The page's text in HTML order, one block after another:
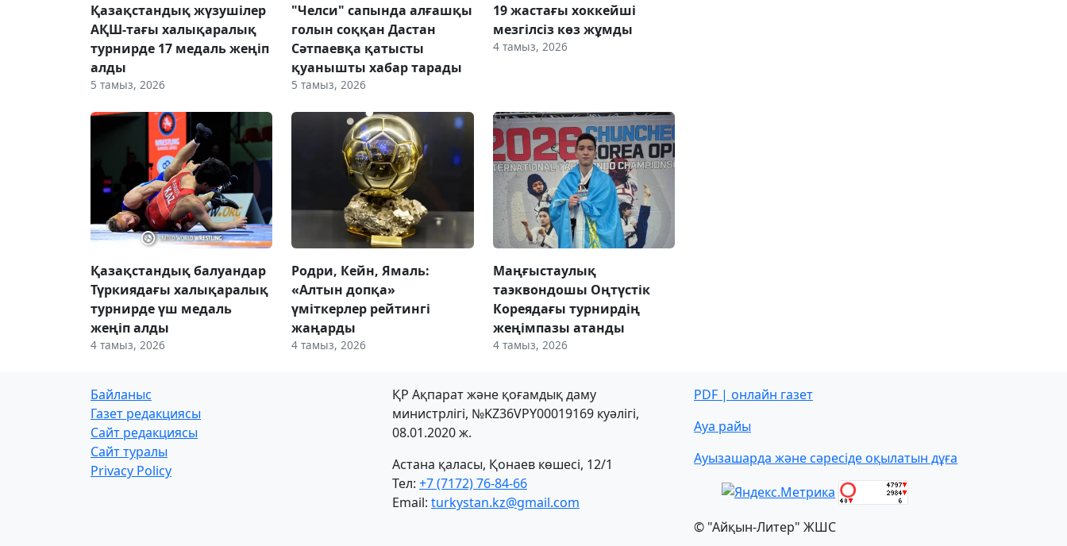
Қазақстандық жүзушілер
АҚШ-тағы халықаралық
турнирде 17 медаль жеңіп
алды
5 тамыз, 2026
"Челси" сапында алғашқы
голын соққан Дастан
Сәтпаевқа қатысты
қуанышты хабар тарады
5 тамыз, 2026
19 жастағы хоккейші
мезгілсіз көз жұмды
4 тамыз, 2026
Қазақстандық балуандар
Түркиядағы халықаралық
турнирде үш медаль
жеңіп алды
4 тамыз, 2026
Родри, Кейн, Ямаль:
«Алтын допқа»
үміткерлер рейтингі
жаңарды
4 тамыз, 2026
Маңғыстаулық
таэквондошы Оңтүстік
Кореядағы турнирдің
жеңімпазы атанды
4 тамыз, 2026
Байланыс
Газет редакциясы
Сайт редакциясы
Сайт туралы
Privacy Policy
ҚР Ақпарат және қоғамдық даму
министрлігі, №KZ36VPY00019169 куәлігі,
08.01.2020 ж.
Астана қаласы, Қонаев көшесі, 12/1
Тел: +7 (7172) 76-84-66
Email: turkystan.kz@gmail.com
PDF | онлайн газет
Ауа райы
Ауызашарда және сәресіде оқылатын дұға
© "Айқын-Литер" ЖШС